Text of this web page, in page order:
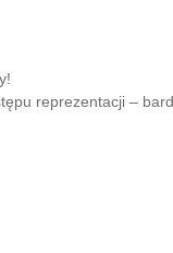
reprezentacji –